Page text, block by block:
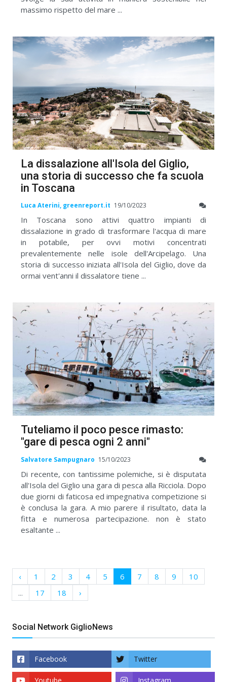
massimo rispetto del mare ...
La dissalazione all'Isola del Giglio,
una storia di successo che fa scuola
in Toscana
Luca Aterini, greenreport.it 19/10/2023
In Toscana sono attivi quattro impianti di
dissalazione in grado di trasformare l'acqua di mare
in potabile, per ovvi motivi concentrati
prevalentemente nelle isole dell'Arcipelago. Una
storia di successo iniziata all'Isola del Giglio, dove da
ormai vent'anni il dissalatore tiene ...
Tuteliamo il poco pesce rimasto:
"gare di pesca ogni 2 anni"
Salvatore Sampugnaro 15/10/2023
Di recente, con tantissime polemiche, si è disputata
all'Isola del Giglio una gara di pesca alla Ricciola. Dopo
due giorni di faticosa ed impegnativa competizione si
è conclusa la gara. A mio parere il risultato, data la
fitta e numerosa partecipazione. non è stato
esaltante ...
‹ 1 2 3 4 5 6 7 8 9
10
...
17 18 ›
Social Network GiglioNews
Facebook Twitter
Instagram
Youtube